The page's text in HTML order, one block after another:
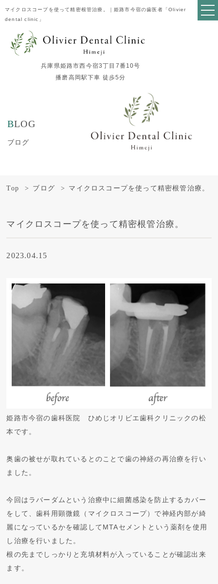
マイクロスコープを使って精密根管治療。｜姫路市今宿の歯医者「Olivier
dental clinic」
兵庫県姫路市西今宿3丁目7番10号
播磨高岡駅下車 徒歩5分
BLOG
ブログ
Top ブログ マイクロスコープを使って精密根管治療。
マイクロスコープを使って精密根管治療。
2023.04.15
姫路市今宿の歯科医院 ひめじオリビエ歯科クリニックの松
本です。
奥歯の被せが取れているとのことで歯の神経の再治療を行い
ました。
今回はラバーダムという治療中に細菌感染を防止するカバー
をして、歯科用顕微鏡（マイクロスコープ）で神経内部が綺
麗になっているかを確認してMTAセメントという薬剤を使用
し治療を行いました。
根の先までしっかりと充填材料が入っていることが確認出来
ます。